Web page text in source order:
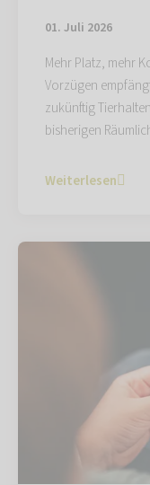
01. Juli 2026
Mehr Platz, mehr
Vorzügen
zukünftig
bisherigen
Weiterlesen